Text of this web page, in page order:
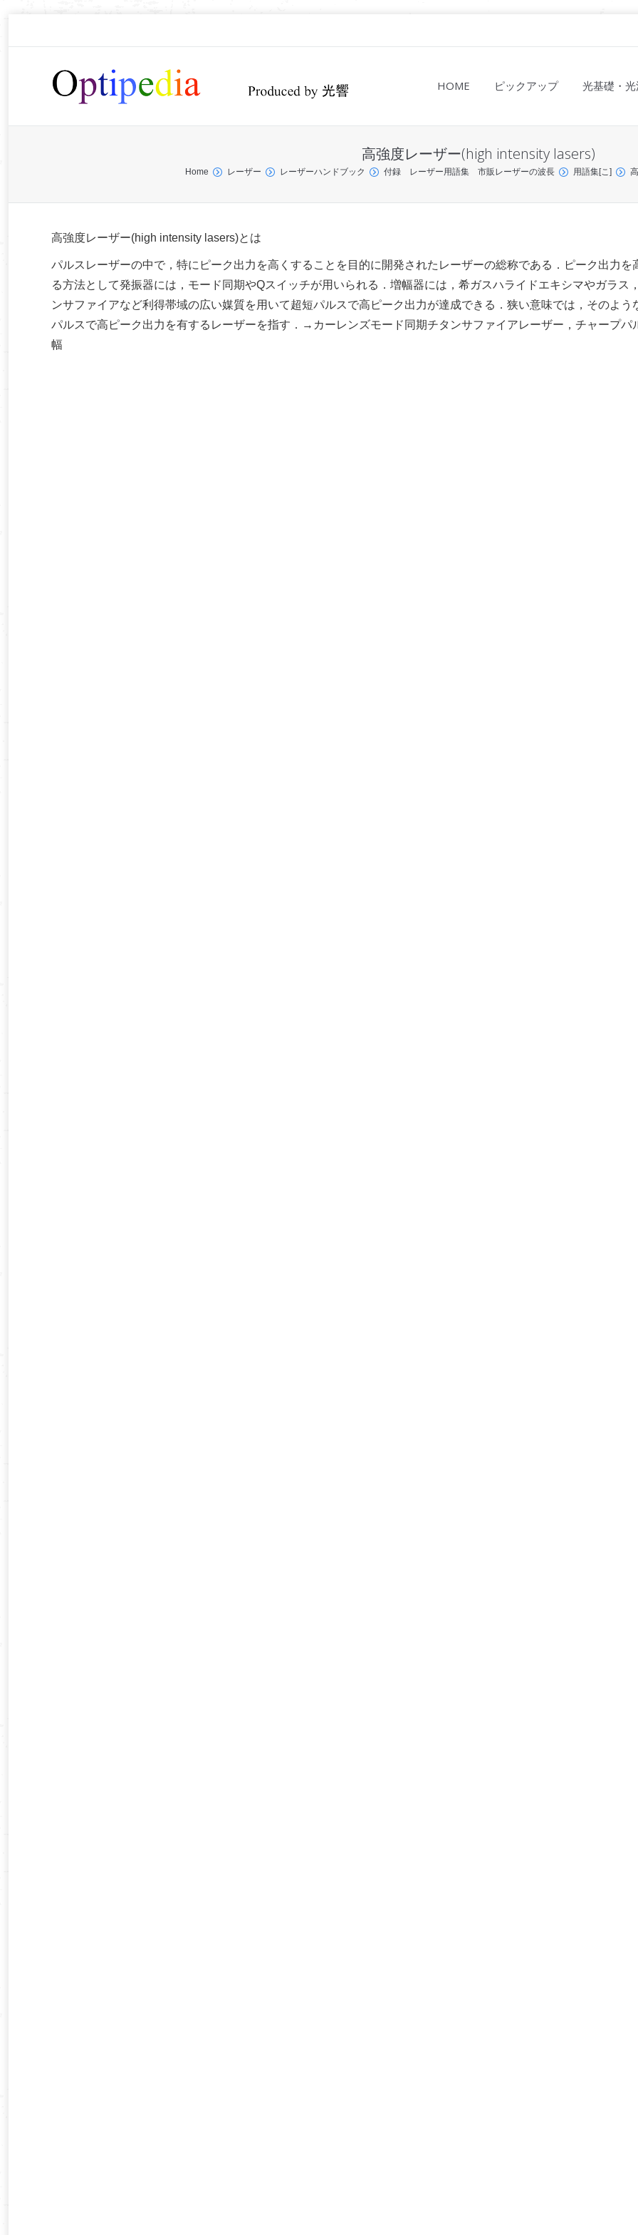
HOME ピックアップ 光基礎・
高強度レーザー(high intensity lasers)
Home レーザー レーザーハンドブック 付録 レーザー用語集 市販レーザーの波長 用語集[こ]
高強度レーザー(high intensity lasers)とは
パルスレーザーの中で，特にピーク出力を高くすることを目的に開発されたレーザーの総称である．ピーク出力を
る方法として発振器には，モード同期やQスイッチが用いられる．増幅器には，希ガスハライドエキシマやガラス
ンサファイアなど利得帯域の広い媒質を用いて超短パルスで高ピーク出力が達成できる．狭い意味では，そのよう
パルスで高ピーク出力を有するレーザーを指す．→カーレンズモード同期チタンサファイアレーザー，チャープパ
幅